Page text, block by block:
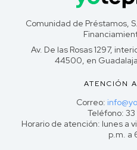
Comunidad de Préstamos,
Av. De las Rosas 1297,
44500, en
ATENCIÓN
Correo:
Teléfono:
Horario de atención: lunes a
p.m. a